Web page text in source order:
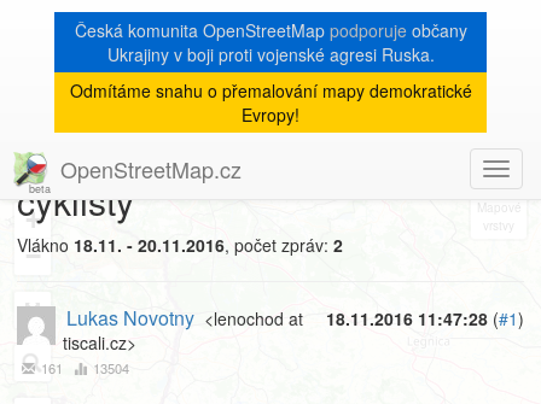
Česká komunita OpenStreetMap podporujeobčany
Ukrajiny v boji proti vojenské agresi Ruska.
Odmítáme snahu o přemalování mapy demokratické
Evropy!
OpenStreetMap.cz
8
+
−
« zpět na výpis měsíce
[Talk-cz]
Geoportál GEPRO pro turisty a
cyklisty
Vlákno 18.11. - 20.11.2016, počet zpráv: 2
18.11.2016 11:47:28 (#1)
Lukas Novotny <lenochod at
tiscali.cz>
161 13504